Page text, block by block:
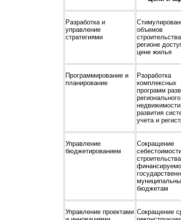
Разработка и
управление
стратегиями
объемов
регионе
цене жилья
Программирование и
планирование
Разработка
комплексных
программ
развития
учета и
Управление
бюджетированием
Сокращение
бюджетам
Управление проектами Сокращение